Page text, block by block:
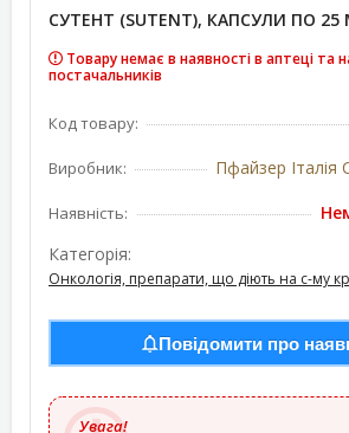
СУТЕНТ (SUTENT), КАПСУЛИ ПО
Товару немає в наявності в аптеці та
постачальників
Код товару:
Виробник: Пфайзер Італія
Наявність:
Категорія:
Онкологія, препарати, що діють на с-му
Повідомити про
Увага!